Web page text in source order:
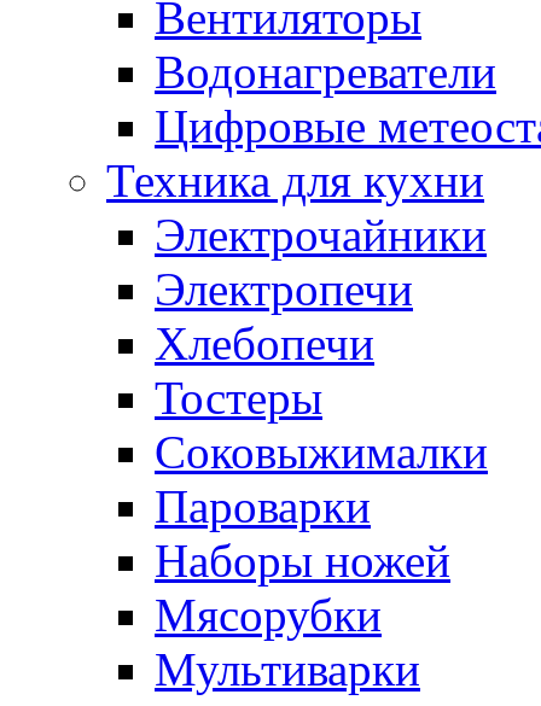
Вентиляторы
Водонагреватели
Цифровые
Техника для кухни
Электрочайники
Электропечи
Хлебопечи
Тостеры
Соковыжималки
Пароварки
Наборы ножей
Мясорубки
Мультиварки